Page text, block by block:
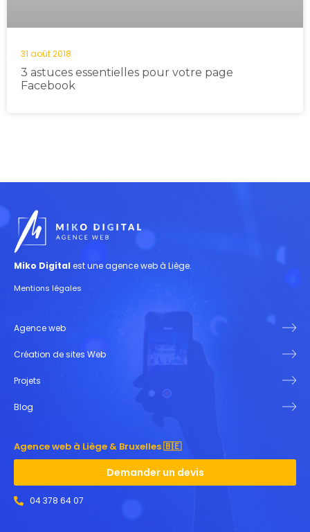
3 astuces essentielles pour votre page
Facebook
31 août 2018
Miko Digital est une agence web à Liège.
Mentions légales
Agence web
Création de sites Web
Projets
Blog
Agence web à Liège & Bruxelles 🇧🇪
Demander un devis
04 378 64 07